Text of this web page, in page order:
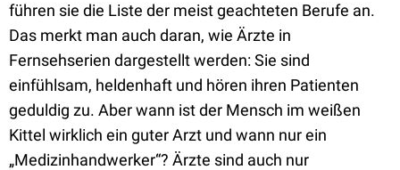
führen sie die Liste der meist geachteten Berufe an.
Das merkt man auch daran, wie Ärzte in
Fernsehserien dargestellt werden: Sie sind
einfühlsam, heldenhaft und hören ihren Patienten
geduldig zu. Aber wann ist der Mensch im weißen
Kittel wirklich ein guter Arzt und wann nur ein
„Medizinhandwerker“? Ärzte sind auch nur